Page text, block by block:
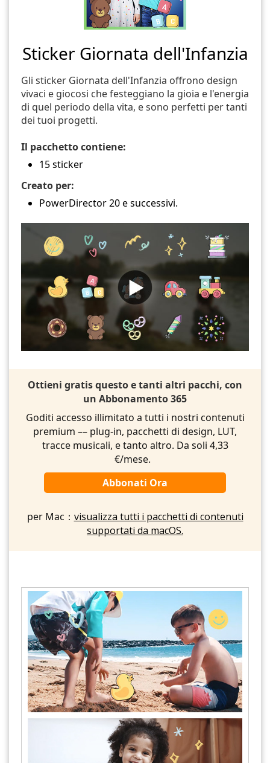
Sticker Giornata dell'Infanzia
Gli sticker Giornata dell'Infanzia offrono design
vivaci e giocosi che festeggiano la gioia e l'energia
di quel periodo della vita, e sono perfetti per tanti
dei tuoi progetti.
Il pacchetto contiene:
15 sticker
Creato per:
PowerDirector 20 e successivi.
Ottieni gratis questo e tanti altri pacchi, con
un Abbonamento 365
Goditi accesso illimitato a tutti i nostri contenuti
premium –– plug-in, pacchetti di design, LUT,
tracce musicali, e tanto altro. Da soli 4,33
€/mese.
Abbonati Ora
per Mac： visualizza tutti i pacchetti di contenuti
supportati da macOS.